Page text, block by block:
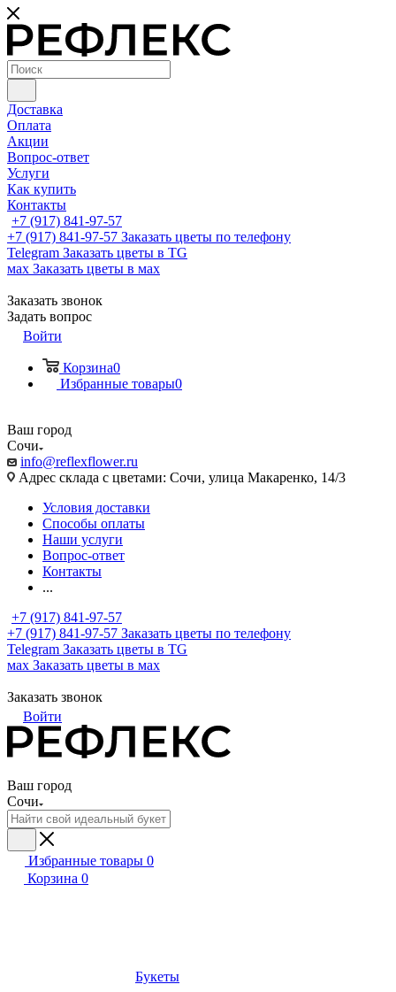
Доставка
Оплата
Акции
Вопрос-ответ
Услуги
Как купить
Контакты
+7 (917) 841-97-57
+7 (917) 841-97-57 Заказать цветы по телефону
Telegram Заказать цветы в TG
мах Заказать цветы в мах
Заказать звонок
Задать вопрос
Войти
Корзина0
Избранные товары0
Ваш город
Сочи
info@reflexflower.ru
Адрес склада с цветами: Сочи, улица Макаренко, 14/3
Условия доставки
Способы оплаты
Наши услуги
Вопрос-ответ
Контакты
...
+7 (917) 841-97-57
+7 (917) 841-97-57 Заказать цветы по телефону
Telegram Заказать цветы в TG
мах Заказать цветы в мах
Заказать звонок
Войти
Ваш город
Сочи
Избранные товары 0
Корзина 0
Букеты